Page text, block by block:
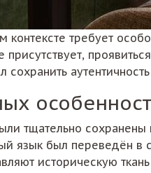
требует
присутствует,
сохранить
тщательно
язык был переведён
историческую